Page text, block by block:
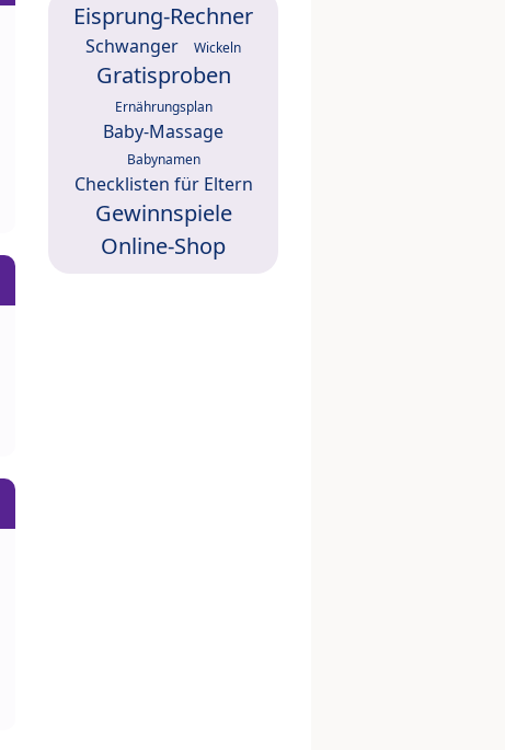
Eisprung-Rechner
Schwanger Wickeln
Gratisproben
Ernährungsplan
Baby-Massage
Babynamen
Checklisten für Eltern
Gewinnspiele
Online-Shop